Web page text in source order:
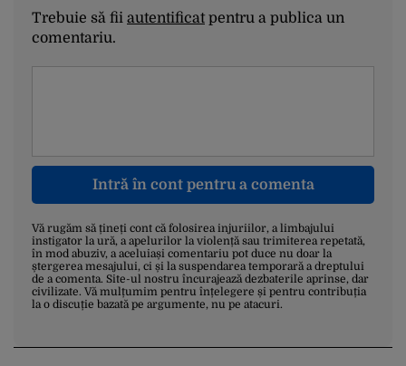
Trebuie să fii autentificatpentru a publica un
comentariu.
Intră în cont pentru a comenta
Vă rugăm să țineți cont că folosirea injuriilor, a limbajului
instigator la ură, a apelurilor la violență sau trimiterea repetată,
în mod abuziv, a aceluiași comentariu pot duce nu doar la
ștergerea mesajului, ci și la suspendarea temporară a dreptului
de a comenta. Site-ul nostru încurajează dezbaterile aprinse, dar
civilizate. Vă mulțumim pentru înțelegere și pentru contribuția
la o discuție bazată pe argumente, nu pe atacuri.